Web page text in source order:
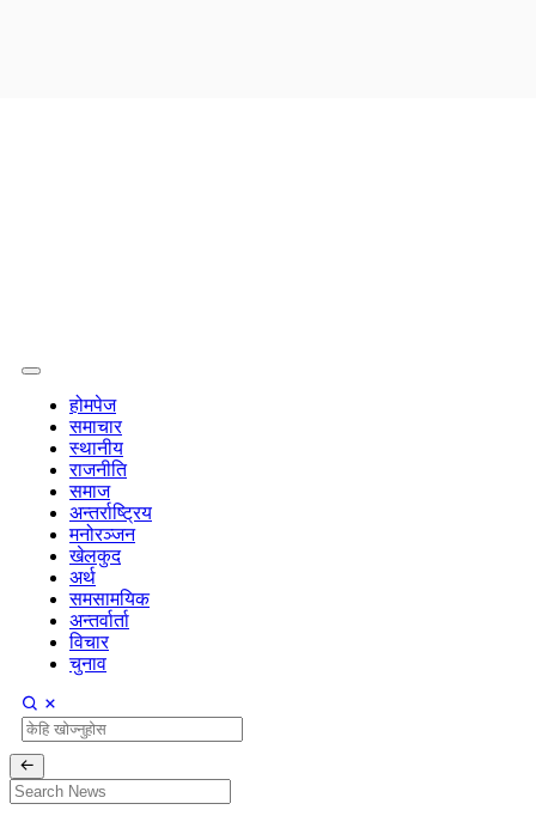
होमपेज
समाचार
स्थानीय
राजनीति
समाज
अन्तर्राष्ट्रिय
मनोरञ्जन
खेलकुद
अर्थ
समसामयिक
अन्तर्वार्ता
विचार
चुनाव